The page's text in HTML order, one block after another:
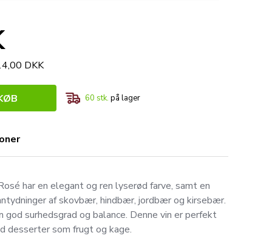
DKK
60 stk. på lager
har en elegant og ren lyserød farve, samt en
af skovbær, hindbær, jordbær og kirsebær.
god surhedsgrad og balance. Denne vin er perfekt
desserter som frugt og kage.